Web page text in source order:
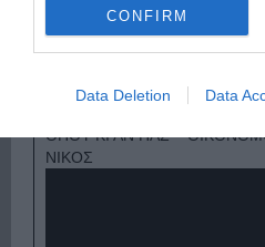
CONFIRM
Data Deletion Data
Παρακαλώ Περιμένετε...
ΟΠΟΥ ΚΙ ΑΝ ΠΑΣ –
ΝΙΚΟΣ